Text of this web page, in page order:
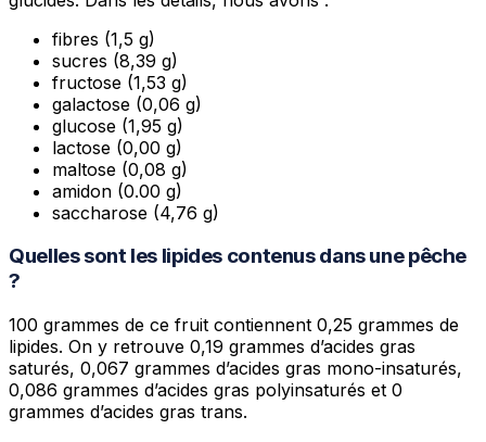
fibres (1,5 g)
sucres (8,39 g)
fructose (1,53 g)
galactose (0,06 g)
glucose (1,95 g)
lactose (0,00 g)
maltose (0,08 g)
amidon (0.00 g)
saccharose (4,76 g)
Quelles sont les lipides contenus dans une pêche
?
100 grammes de ce fruit contiennent 0,25 grammes de
lipides. On y retrouve 0,19 grammes d’acides gras
saturés, 0,067 grammes d’acides gras mono-insaturés,
0,086 grammes d’acides gras polyinsaturés et 0
grammes d’acides gras trans.